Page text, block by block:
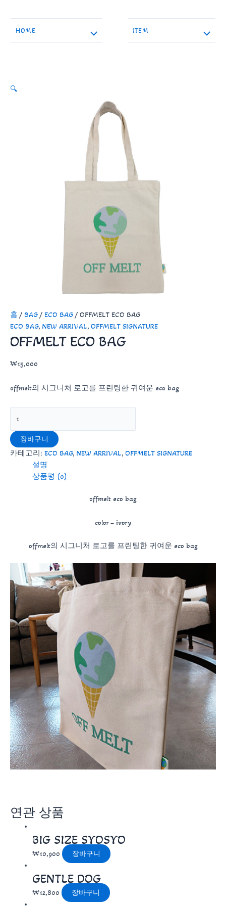
HOME 메 ITEM 메
🔍
홈 / BAG / ECO BAG / OFFMELT ECO BAG
ECO BAG, NEW ARRIVAL, OFFMELT SIGNATURE
OFFMELT ECO BAG
₩15,000
offmelt의 시그니처 로고를 프린팅한 귀여운 eco bag
ECO
BAG
수
량
장바구니
카테고리: ECO BAG, NEW ARRIVAL, OFFMELT SIGNATURE
설명
상품평 (0)
offmelt eco bag
color – ivory
offmelt의 시그니처 로고를 프린팅한 귀여운 eco bag
연관 상품
BIG SIZE SYOSYO
₩10,900 장바구니
GENTLE DOG
₩12,800 장바구니